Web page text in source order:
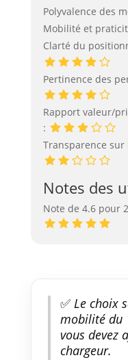
Polyvalence des
Mobilité et
Clarté du
Pertinence des
Rapport valeur/
:
Transparence sur
Notes des
Note de 4.6 pour
✅Le choix
mobilité du
vous devez
chargeur.